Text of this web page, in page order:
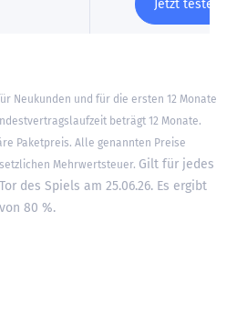
Jetzt testen
Neukunden und für die ersten 12 Monate
beträgt 12 Monate.
Paketpreis. Alle genannten Preise
Mehrwertsteuer. Gilt für jedes
des Spiels am 25.06.26. Es ergibt
80 %.